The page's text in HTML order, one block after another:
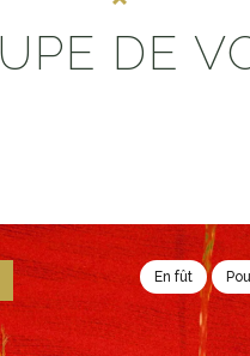
DE
En fût